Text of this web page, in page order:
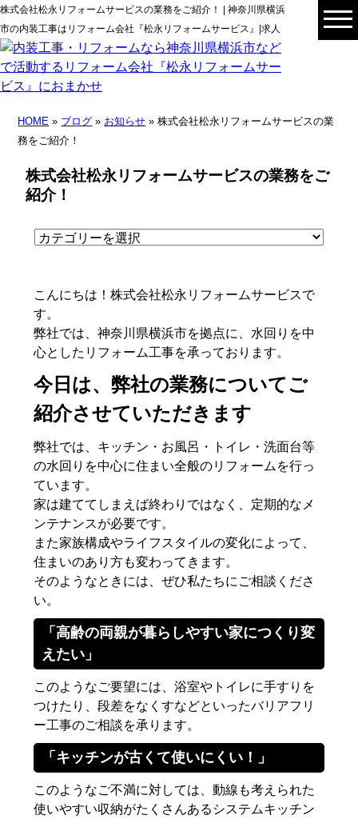
株式会社松永リフォームサービスの業務をご紹介！ | 神奈川県横浜
市の内装工事はリフォーム会社『松永リフォームサービス』|求人
HOME » ブログ » お知らせ » 株式会社松永リフォームサービスの業
務をご紹介！
株式会社松永リフォームサービスの業務をご
紹介！
こんにちは！株式会社松永リフォームサービスで
す。
弊社では、神奈川県横浜市を拠点に、水回りを中
心としたリフォーム工事を承っております。
今日は、弊社の業務についてご
紹介させていただきます
弊社では、キッチン・お風呂・トイレ・洗面台等
の水回りを中心に住まい全般のリフォームを行っ
ています。
家は建ててしまえば終わりではなく、定期的なメ
ンテナンスが必要です。
また家族構成やライフスタイルの変化によって、
住まいのあり方も変わってきます。
そのようなときには、ぜひ私たちにご相談くださ
い。
「高齢の両親が暮らしやすい家につくり変
えたい」
このようなご要望には、浴室やトイレに手すりを
つけたり、段差をなくすなどといったバリアフリ
ー工事のご相談を承ります。
「キッチンが古くて使いにくい！」
このようなご不満に対しては、動線も考えられた
使いやすい収納がたくさんあるシステムキッチン